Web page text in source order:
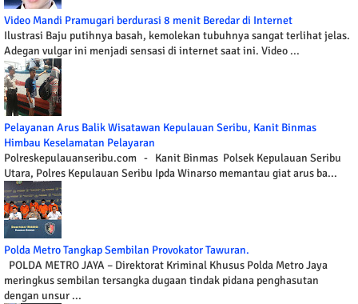
Video Mandi Pramugari berdurasi 8 menit Beredar di Internet
Ilustrasi Baju putihnya basah, kemolekan tubuhnya sangat terlihat jelas.
Adegan vulgar ini menjadi sensasi di internet saat ini. Video ...
Pelayanan Arus Balik Wisatawan Kepulauan Seribu, Kanit Binmas
Himbau Keselamatan Pelayaran
Polreskepulauanseribu.com - Kanit Binmas Polsek Kepulauan Seribu
Utara, Polres Kepulauan Seribu Ipda Winarso memantau giat arus ba...
Polda Metro Tangkap Sembilan Provokator Tawuran.
POLDA METRO JAYA – Direktorat Kriminal Khusus Polda Metro Jaya
meringkus sembilan tersangka dugaan tindak pidana penghasutan
dengan unsur ...